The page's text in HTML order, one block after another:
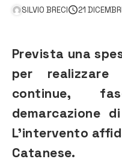
SILVIO BRECI 21
Prevista una
per
continue,
demarcazione
L’intervento
Catanese.